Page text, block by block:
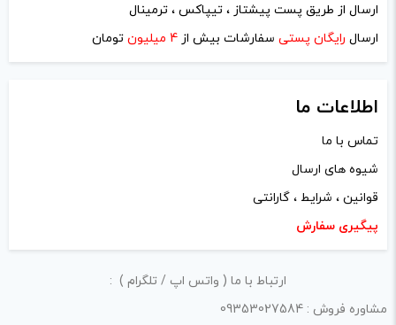
ایمیل*
ذخیره نام، ایمیل و وبسایت من در مرورگر برای زمانی که دوباره
دیدگاهی می‌نویسم.
لازم است محتوای ارسالی منطبق برعرف و شئونات جامعه و با
بیانی رسمی و عاری از لحن تند، تمسخرو توهین باشد.
از ارسال لینک‌های سایت‌های دیگر و ارایه‌ی اطلاعات شخصی
خودتان مثل شماره تماس، ایمیل و آی‌دی شبکه‌های اجتماعی
ارسال از طریق پست پیشتاز ، تیپاکس ، ترمینال
ارسال رایگان پستی سفارشات بیش از 4 میلیون تومان
اطلاعات ما
تماس با ما
شیوه های ارسال
قوانین ، شرایط ، گارانتی
پیگیری سفارش
ارتباط با ما ( واتس اپ / تلگرام ) :
مشاوره فروش : 09353027584